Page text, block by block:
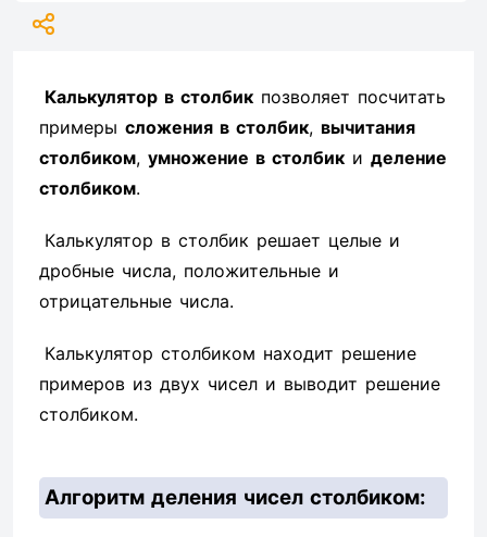
Калькулятор в столбик позволяет посчитать
примеры сложения в столбик, вычитания
столбиком, умножение в столбик и деление
столбиком.
Калькулятор в столбик решает целые и
дробные числа, положительные и
отрицательные числа.
Калькулятор столбиком находит решение
примеров из двух чисел и выводит решение
столбиком.
Алгоритм деления чисел столбиком: